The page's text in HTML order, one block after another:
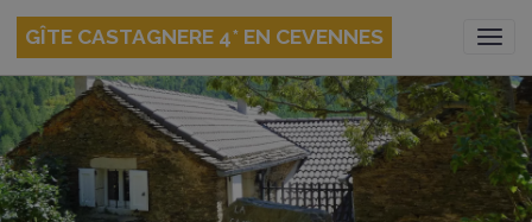
GÎTE CASTAGNERE 4* EN CEVENNES